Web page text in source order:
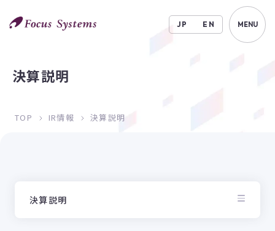
JP EN MENU
決算説明
TOP IR情報 決算説明
決算説明